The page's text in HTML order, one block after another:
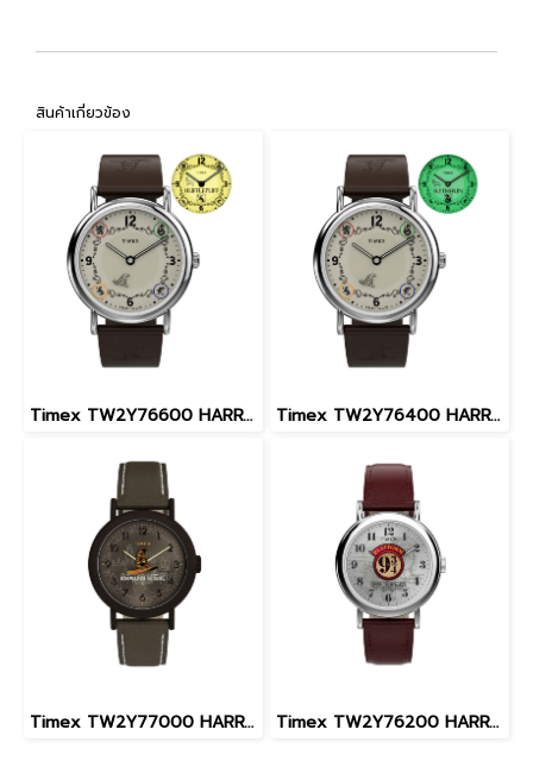
สินค้าเกี่ยวข้อง
Timex TW2Y76600 HARRY POTTER X TM WEEKENDER นาฬิกา นาฬิกาข้อมือ นาฬิกาผู้ชาย Timex TW2Y76400 HARRY POTTER X TM INDIGO นาฬิกา นาฬิกาข้อมือ นาฬิกาผู้ชาย
Timex TW2Y77000 HARRY POTTER SORTING นาฬิกา นาฬิกาข้อมือ นาฬิกาผู้ชาย Timex TW2Y76200 HARRY POTTER WEEKENDER นาฬิกา นาฬิกาข้อมือ นาฬิกาผู้ชาย